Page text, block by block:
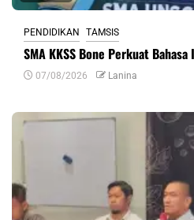
PENDIDIKAN TAMSIS
SMA KKSS Bone Perkuat
07/08/2026 Lanina